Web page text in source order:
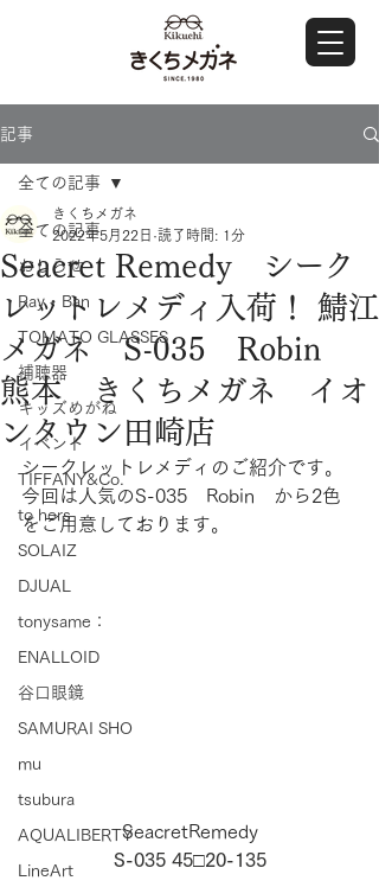
記事
全ての記事
おしらせ
Ray・Ban
TOMATO GLASSES
補聴器
キッズめがね
イベント
TIFFANY&Co.
to hers
SOLAIZ
DJUAL
tonysame：
ENALLOID
谷口眼鏡
SAMURAI SHO
mu
tsubura
AQUALIBERTY
LineArt
全ての記事
Seacret Remedy シーク
レットレメディ入荷！ 鯖江
メガネ S-035 Robin
熊本 きくちメガネ イオ
ンタウン田崎店
きくちメガネ
2022年5月22日 読了時間: 1分
シークレットレメディのご紹介です。
今回は人気のS-035　Robin　から2色
をご用意しております。
SeacretRemedy
S-035 45□20-135